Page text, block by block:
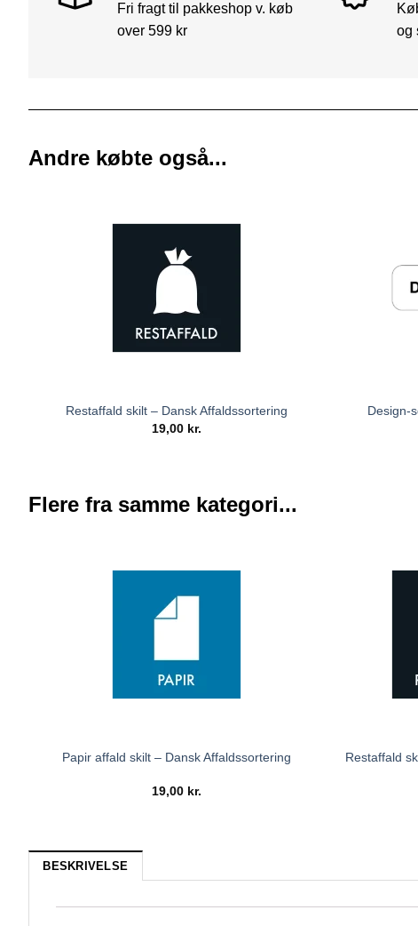
Fri fragt til pakkeshop v. køb
over 599 kr
og
Andre købte også...
Restaffald skilt – Dansk Affaldssortering
19,00 kr.
Design-
Flere fra samme kategori...
Papir affald skilt – Dansk Affaldssortering
19,00 kr.
Restaffald
BESKRIVELSE